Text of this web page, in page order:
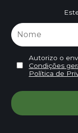
Autorizo o
Condições
Política de